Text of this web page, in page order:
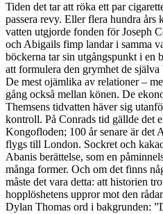
Tiden det tar att röka ett par
passera revy. Eller flera hundra
vatten utgjorde fonden för Joseph
och Abigails fimp landar i samma
böckerna tar sin utgångspunkt i en
att formulera den grymhet de
De mest ojämlika av relationer –
gång också mellan könen. De
Themsens tidvatten häver sig
kontroll. På Conrads tid gällde det
Kongofloden; 100 år senare är det
flygs till London. Sockret och
Abanis berättelse, som en
många former. Och om det finns
måste det vara detta: att historien
hopplöshetens uppror mot den
Dylan Thomas ord i bakgrunden: